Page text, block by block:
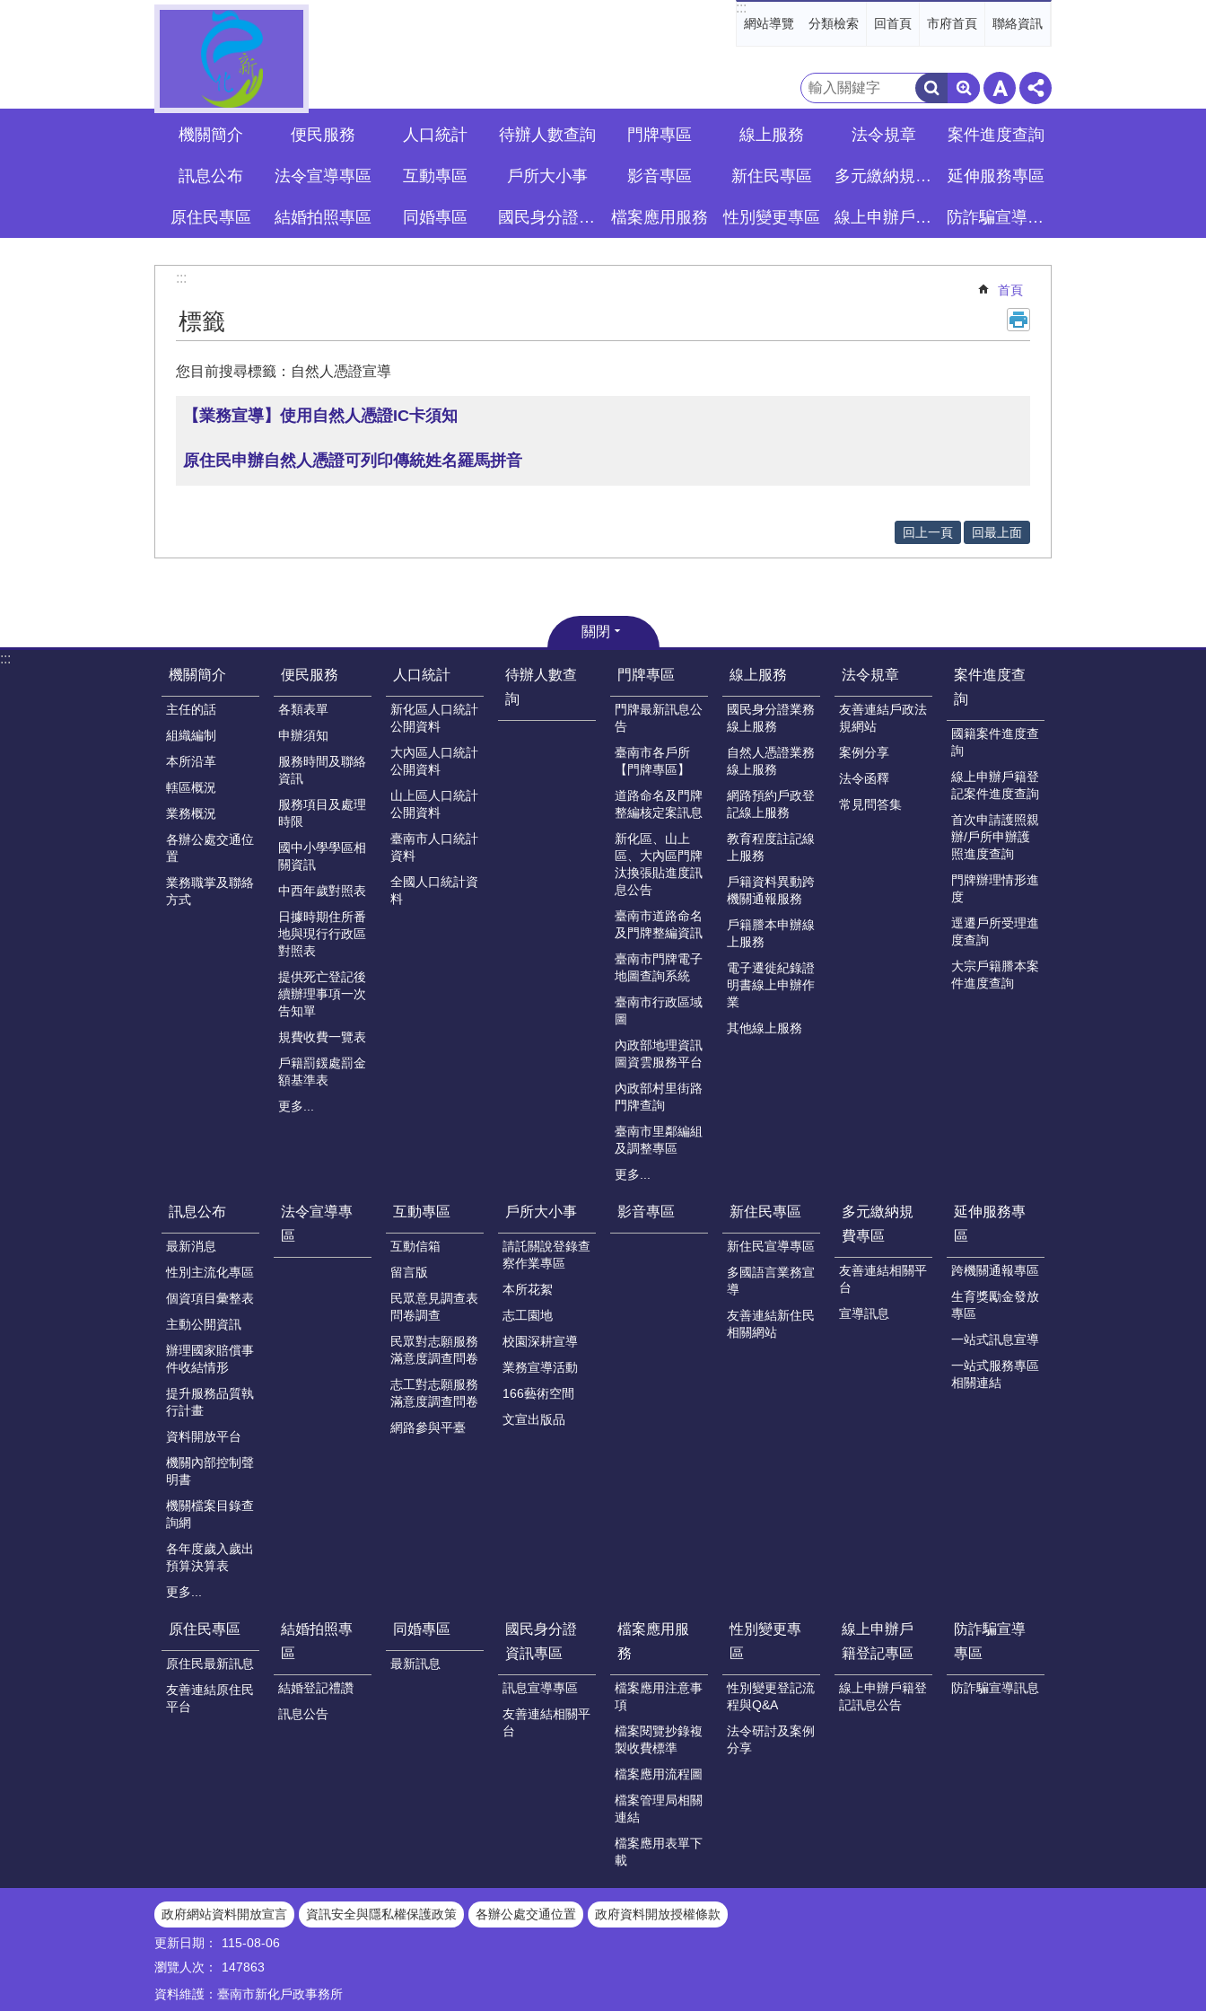
:::
網站導覽 分類檢索 回首頁 市府首頁 聯絡資訊
搜
尋
機關簡介 便民服務 人口統計 待辦人數查詢 門牌專區 線上服務 法令規章 案件進度查詢
訊息公布 法令宣導專區 互動專區 戶所大小事 影音專區 新住民專區 多元繳納規費專區 延伸服務專區
原住民專區 結婚拍照專區 同婚專區 國民身分證資訊專區 檔案應用服務 性別變更專區 線上申辦戶籍登記專區 防詐騙宣導專區
:::
首頁
標籤
您目前搜尋標籤：自然人憑證宣導
【業務宣導】使用自然人憑證IC卡須知
原住民申辦自然人憑證可列印傳統姓名羅馬拼音
回上一頁 回最上面
關閉
:::
機關簡介
主任的話
組織編制
本所沿革
轄區概況
業務概況
各辦公處交通位
置
業務職掌及聯絡
方式
便民服務
各類表單
申辦須知
服務時間及聯絡
資訊
服務項目及處理
時限
國中小學學區相
關資訊
中西年歲對照表
日據時期住所番
地與現行行政區
對照表
提供死亡登記後
續辦理事項一次
告知單
規費收費一覽表
戶籍罰鍰處罰金
額基準表
更多...
人口統計
新化區人口統計
公開資料
大內區人口統計
公開資料
山上區人口統計
公開資料
臺南市人口統計
資料
全國人口統計資
料
待辦人數查
詢
門牌專區
門牌最新訊息公
告
臺南市各戶所
【門牌專區】
道路命名及門牌
整編核定案訊息
新化區、山上
區、大內區門牌
汰換張貼進度訊
息公告
臺南市道路命名
及門牌整編資訊
臺南市門牌電子
地圖查詢系統
臺南市行政區域
圖
內政部地理資訊
圖資雲服務平台
內政部村里街路
門牌查詢
臺南市里鄰編組
及調整專區
更多...
線上服務
國民身分證業務
線上服務
自然人憑證業務
線上服務
網路預約戶政登
記線上服務
教育程度註記線
上服務
戶籍資料異動跨
機關通報服務
戶籍謄本申辦線
上服務
電子遷徙紀錄證
明書線上申辦作
業
其他線上服務
法令規章
友善連結戶政法
規網站
案例分享
法令函釋
常見問答集
案件進度查
詢
國籍案件進度查
詢
線上申辦戶籍登
記案件進度查詢
首次申請護照親
辦/戶所申辦護
照進度查詢
門牌辦理情形進
度
逕遷戶所受理進
度查詢
大宗戶籍謄本案
件進度查詢
訊息公布
最新消息
性別主流化專區
個資項目彙整表
主動公開資訊
辦理國家賠償事
件收結情形
提升服務品質執
行計畫
資料開放平台
機關內部控制聲
明書
機關檔案目錄查
詢網
各年度歲入歲出
預算決算表
更多...
法令宣導專
區
互動專區
互動信箱
留言版
民眾意見調查表
問卷調查
民眾對志願服務
滿意度調查問卷
志工對志願服務
滿意度調查問卷
網路參與平臺
戶所大小事
請託關說登錄查
察作業專區
本所花絮
志工園地
校園深耕宣導
業務宣導活動
166藝術空間
文宣出版品
影音專區 新住民專區
新住民宣導專區
多國語言業務宣
導
友善連結新住民
相關網站
多元繳納規
費專區
友善連結相關平
台
宣導訊息
延伸服務專
區
跨機關通報專區
生育獎勵金發放
專區
一站式訊息宣導
一站式服務專區
相關連結
原住民專區
原住民最新訊息
友善連結原住民
平台
結婚拍照專
區
結婚登記禮讚
訊息公告
同婚專區
最新訊息
國民身分證
資訊專區
訊息宣導專區
友善連結相關平
台
檔案應用服
務
檔案應用注意事
項
檔案閱覽抄錄複
製收費標準
檔案應用流程圖
檔案管理局相關
連結
檔案應用表單下
載
性別變更專
區
性別變更登記流
程與Q&A
法令研討及案例
分享
線上申辦戶
籍登記專區
線上申辦戶籍登
記訊息公告
防詐騙宣導
專區
防詐騙宣導訊息
政府網站資料開放宣言 資訊安全與隱私權保護政策 各辦公處交通位置
政府資料開放授權條款
更新日期：
115-08-06
瀏覽人次：
147863
資料維護：臺南市新化戶政事務所